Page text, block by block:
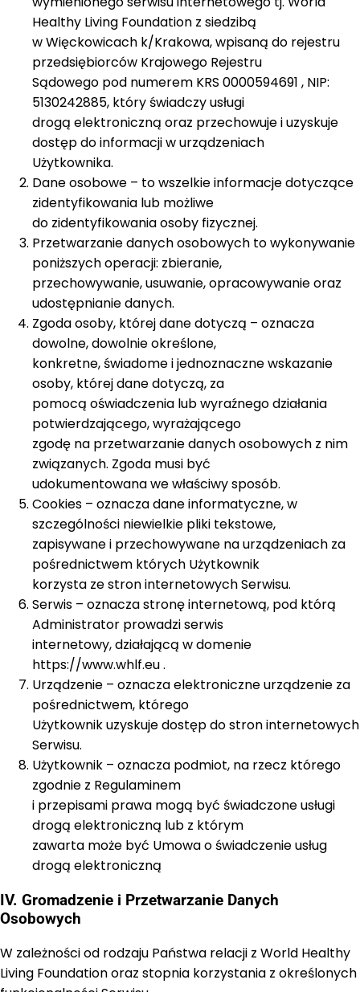
Healthy Living Foundation z siedzibą
w Więckowicach k/Krakowa, wpisaną do rejestru
przedsiębiorców Krajowego Rejestru
Sądowego pod numerem KRS 0000594691 , NIP:
5130242885, który świadczy usługi
drogą elektroniczną oraz przechowuje i uzyskuje
dostęp do informacji w urządzeniach
Użytkownika.
Dane osobowe – to wszelkie informacje dotyczące
zidentyfikowania lub możliwe
do zidentyfikowania osoby fizycznej.
Przetwarzanie danych osobowych to wykonywanie
poniższych operacji: zbieranie,
przechowywanie, usuwanie, opracowywanie oraz
udostępnianie danych.
Zgoda osoby, której dane dotyczą – oznacza
dowolne, dowolnie określone,
konkretne, świadome i jednoznaczne wskazanie
osoby, której dane dotyczą, za
pomocą oświadczenia lub wyraźnego działania
potwierdzającego, wyrażającego
zgodę na przetwarzanie danych osobowych z nim
związanych. Zgoda musi być
udokumentowana we właściwy sposób.
Cookies – oznacza dane informatyczne, w
szczególności niewielkie pliki tekstowe,
zapisywane i przechowywane na urządzeniach za
pośrednictwem których Użytkownik
korzysta ze stron internetowych Serwisu.
Serwis – oznacza stronę internetową, pod którą
Administrator prowadzi serwis
internetowy, działającą w domenie
https://www.whlf.eu .
Urządzenie – oznacza elektroniczne urządzenie za
pośrednictwem, którego
Użytkownik uzyskuje dostęp do stron internetowych
Serwisu.
Użytkownik – oznacza podmiot, na rzecz którego
zgodnie z Regulaminem
i przepisami prawa mogą być świadczone usługi
drogą elektroniczną lub z którym
zawarta może być Umowa o świadczenie usług
drogą elektroniczną
IV. Gromadzenie i Przetwarzanie Danych
Osobowych
W zależności od rodzaju Państwa relacji z World Healthy
Living Foundation oraz stopnia korzystania z określonych